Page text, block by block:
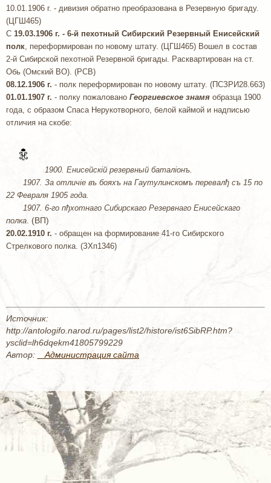
10.01.1906 г. - дивизия обратно преобразована в Резервную бригаду.
(ЦГШ465)
C 19.03.1906 г. - 6-й пехотный Сибирский Резервный Енисейский
полк, переформирован по новому штату. (ЦГШ465) Вошел в состав
2-й Сибирской пехотной Резервной бригады. Расквартирован на ст.
Обь (Омский ВО). (РСВ)
08.12.1906 г. - полк переформирован по новому штату. (ПСЗРИ28.663)
01.01.1907 г. - полку пожаловано Георгиевское знамя образца 1900
года, с образом Спаса Нерукотворного, белой каймой и надписью
отличия на скобе:
1900. Енисейскiй резервный баталiонъ.
1907. За отличiе въ бояхъ на Гаутулинскомъ перевалђ съ 15 по
22 Февраля 1905 года.
1907. 6-го пђхотнаго Сибирскаго Резервнаго Енисейскаго
полка. (ВП)
20.02.1910 г. - обращен на формирование 41-го Сибирского
Стрелкового полка. (ЗХп1346)
Источник:
http://antologifo.narod.ru/pages/list2/histore/ist6SibRP.htm?
ysclid=lh6dqekm41805799229
Автор:
_ Администрация сайта